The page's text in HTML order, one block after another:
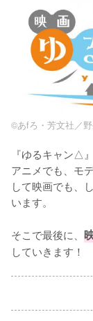
©あfろ・芳文社／
『ゆるキャン△
アニメでも、モ
して映画でも、
います。
そこで最後に、
していきます！